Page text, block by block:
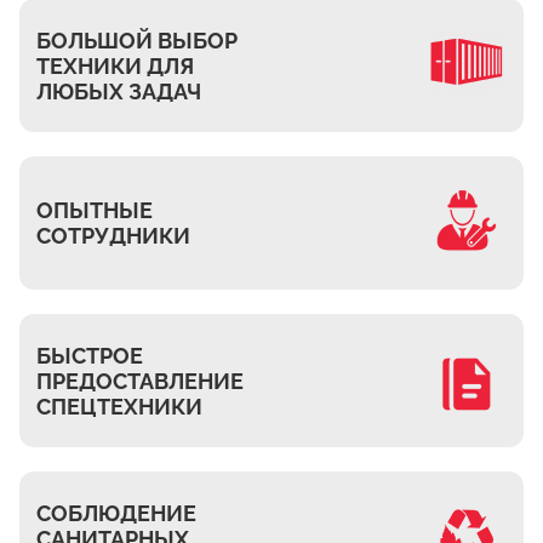
Жуково
Петровское
Томилино
Токарёво
Жилино-1
Чкалово
БОЛЬШОЙ ВЫБОР
ТЕХНИКИ ДЛЯ
ЛЮБЫХ ЗАДАЧ
ОПЫТНЫЕ
СОТРУДНИКИ
БЫСТРОЕ
ПРЕДОСТАВЛЕНИЕ
СПЕЦТЕХНИКИ
СОБЛЮДЕНИЕ